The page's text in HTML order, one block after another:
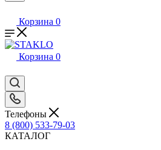
Корзина 0
Корзина 0
Телефоны
8 (800) 533-79-03
КАТАЛОГ